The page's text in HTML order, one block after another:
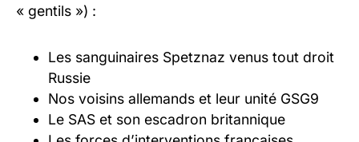
« gentils ») :
Les sanguinaires Spetznaz venus tout droit
Russie
Nos voisins allemands et leur unité GSG9
Le SAS et son escadron britannique